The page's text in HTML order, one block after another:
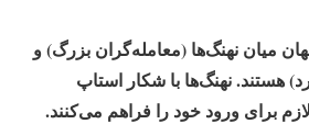
میان نهنگ‌ها (معامله‌گران بزرگ) و
هستند. نهنگ‌ها با شکار استاپ‌
برای ورود خود را فراهم می‌کنند.